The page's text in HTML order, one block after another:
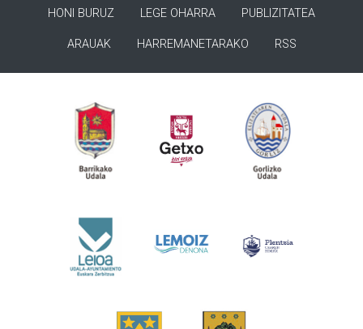
HONI BURUZ LEGE OHARRA PUBLIZITATEA
ARAUAK HARREMANETARAKO RSS